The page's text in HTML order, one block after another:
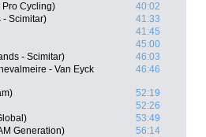
Pro Cycling)
40:02
- Scimitar)
41:33
41:45
45:00
- Scimitar)
46:03
- Van Eyck
46:46
52:19
52:26
53:49
Generation)
56:14